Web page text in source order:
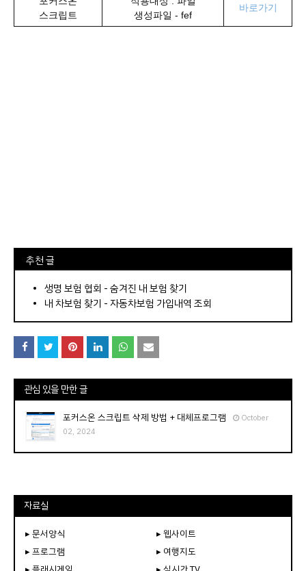
스크립트
생성파일 - fef
바로가기
⠀추천 글
⠀­­­­­­­­؜؜؜؜­­­­­­­­؜؜؜؜• 생명 보험 협회 - 숨겨진 내 보험 찾기
내 차보험 찾기 - 자동차보험 가입내역 조회
관심 있을 만한 글
포커스온 스크립트 삭제 방법 + 대체프로그램
October
02, 2024
자료실
▸ 문서양식
▸ 웹사이트
▸ 프로그램
▸ 여행지도